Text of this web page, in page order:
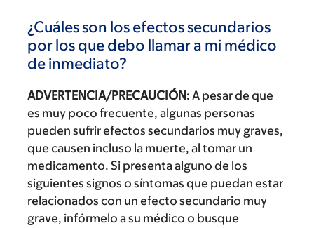
¿Cuáles son los efectos secundarios
por los que debo llamar a mi médico
de inmediato?
ADVERTENCIA/PRECAUCIÓN: A pesar de que
es muy poco frecuente, algunas personas
pueden sufrir efectos secundarios muy graves,
que causen incluso la muerte, al tomar un
medicamento. Si presenta alguno de los
siguientes signos o síntomas que puedan estar
relacionados con un efecto secundario muy
grave, infórmelo a su médico o busque